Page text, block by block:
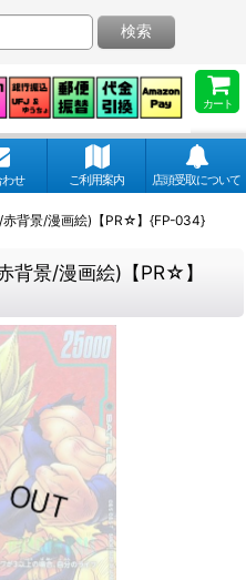
カート
検索
わせ ご利用案内 店頭受取について
/赤背景/漫画絵)【PR☆】{FP-034}
背景/漫画絵)【PR☆】